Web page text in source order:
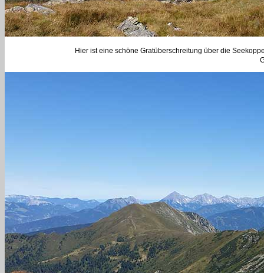
Hier ist eine schöne Gratüberschreitung über die